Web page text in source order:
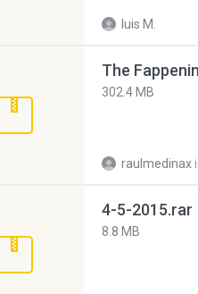
luis M.
The
302.4 MB
raulmedinax
4-5-2015.rar
8.8 MB